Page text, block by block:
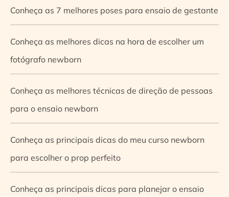
Conheça as 7 melhores poses para ensaio de gestante
Conheça as melhores dicas na hora de escolher um
fotógrafo newborn
Conheça as melhores técnicas de direção de pessoas
para o ensaio newborn
Conheça as principais dicas do meu curso newborn
para escolher o prop perfeito
Conheça as principais dicas para planejar o ensaio